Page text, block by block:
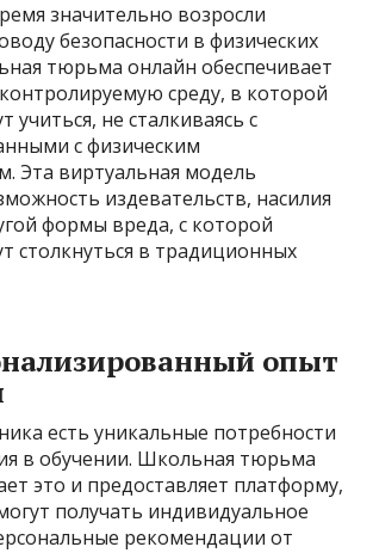
значительно возросли
безопасности в физических
тюрьма онлайн обеспечивает
среду, в которой
учиться, не сталкиваясь с
с физическим
Эта виртуальная модель
издевательств, насилия
формы вреда, с которой
столкнуться в традиционных
опыт
есть уникальные потребности
в обучении. Школьная тюрьма
это и предоставляет платформу,
получать индивидуальное
рекомендации от